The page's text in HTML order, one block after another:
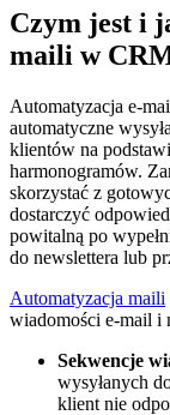
Czym jest i
maili w
Automatyzacja e-
automatyczne
klientów na
harmonogramów.
skorzystać z
dostarczyć
powitalną po
do newslettera lub
Automatyzacja maili
wiadomości e-mail i
Sekwencje
wysyłanych
klient nie